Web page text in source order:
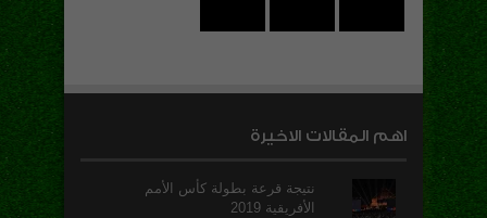
اهم المقالات الاخيرة
نتيجة قرعة بطولة كأس الأمم
الأفريقية 2019